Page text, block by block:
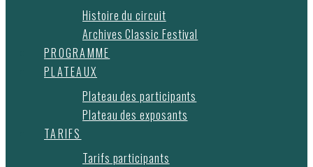
Histoire du circuit
Archives Classic Festival
PROGRAMME
PLATEAUX
Plateau des participants
Plateau des exposants
TARIFS
Tarifs participants